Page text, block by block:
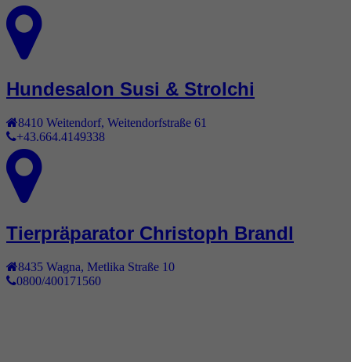
Hundesalon Susi & Strolchi
8410 Weitendorf, Weitendorfstraße 61
+43.664.4149338
Tierpräparator Christoph Brandl
8435 Wagna Metlika Straße 10
0800/400171560